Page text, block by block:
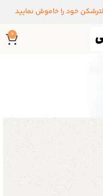
خود را خاموش نمایید
0